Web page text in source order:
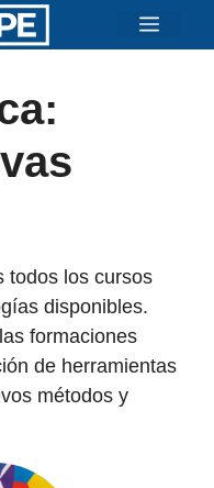
Menú
todos los cursos
disponibles.
formaciones
de herramientas
métodos y